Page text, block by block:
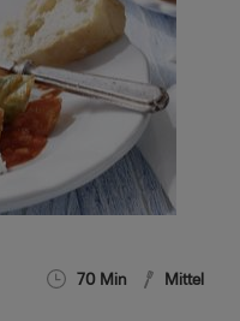
70 Min Mittel